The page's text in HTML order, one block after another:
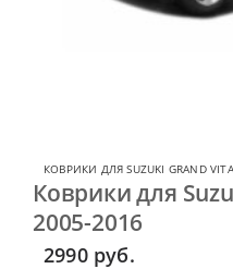
КОВРИКИ ДЛЯ SUZUKI GRAND
Коврики для
2005-2016
2990 руб.